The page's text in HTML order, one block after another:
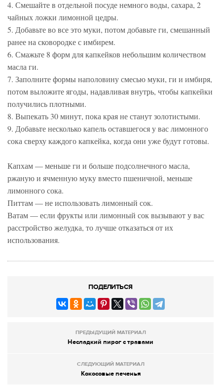
4. Смешайте в отдельной посуде немного воды, сахара, 2
чайных ложки лимонной цедры.
5. Добавьте во все это муки, потом добавьте ги, смешанный
ранее на сковородке с имбирем.
6. Смажьте 8 форм для капкейков небольшим количеством
масла ги.
7. Заполните формы наполовину смесью муки, ги и имбиря,
потом выложите ягоды, надавливая внутрь, чтобы капкейки
получились плотными.
8. Выпекать 30 минут, пока края не станут золотистыми.
9. Добавьте несколько капель оставшегося у вас лимонного
сока сверху каждого капкейка, когда они уже будут готовы.
Капхам — меньше ги и больше подсолнечного масла,
ржаную и ячменную муку вместо пшеничной, меньше
лимонного сока.
Питтам — не использовать лимонный сок.
Ватам — если фрукты или лимонный сок вызывают у вас
расстройство желудка, то лучше отказаться от их
использования.
ПОДЕЛИТЬСЯ
ПРЕДЫДУЩИЙ МАТЕРИАЛ
Несладкий пирог с травами
СЛЕДУЮЩИЙ МАТЕРИАЛ
Кокосовые печенья